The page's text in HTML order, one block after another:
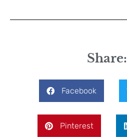
Share:
Facebook
Pinterest